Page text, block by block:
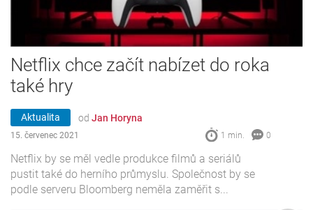
Netflix chce začít nabízet do roka
také hry
Aktualita od Jan Horyna
15. červenec 2021 1 min. 0
Netflix by se měl vedle produkce filmů a seriálů
pustit také do herního průmyslu. Společnost by se
podle serveru Bloomberg neměla zaměřit s...